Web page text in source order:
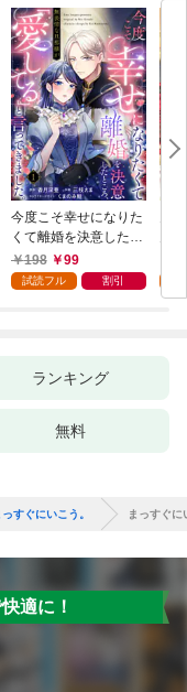
今度こそ幸せになりた
くて離婚を決意したと
ころ、無表情な旦那様
が「愛してる」と言っ
198 99
試読フル 割引
ランキング
無料
っすぐにいこう。 まっすぐに
適に！